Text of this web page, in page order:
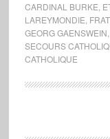
CARDINAL BURKE
LAREYMONDIE
GEORG GAENSWEIN
SECOURS
CATHOLIQUE